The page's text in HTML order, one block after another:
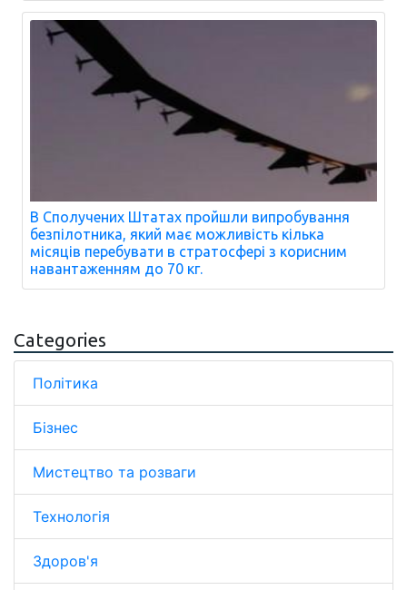
В Сполучених Штатах пройшли випробування
безпілотника, який має можливість кілька
місяців перебувати в стратосфері з корисним
навантаженням до 70 кг.
Categories
Політика
Бізнес
Мистецтво та розваги
Технологія
Здоров'я